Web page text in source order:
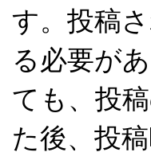
す。投稿
る必要が
ても、投
た後、投